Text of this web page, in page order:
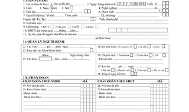
1. Họ và tên (In
hoa):
1 9 9 5
8
8
X
X